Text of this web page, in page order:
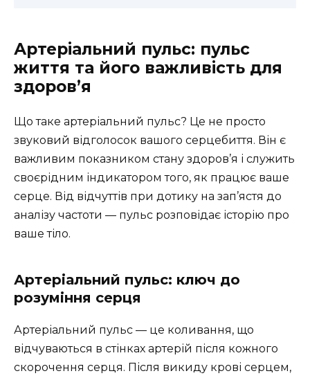
Артеріальний пульс: пульс
життя та його важливість для
здоров’я
Що таке артеріальний пульс? Це не просто
звуковий відголосок вашого серцебиття. Він є
важливим показником стану здоров’я і служить
своєрідним індикатором того, як працює ваше
серце. Від відчуттів при дотику на зап’ястя до
аналізу частоти — пульс розповідає історію про
ваше тіло.
Артеріальний пульс: ключ до
розуміння серця
Артеріальний пульс — це коливання, що
відчуваються в стінках артерій після кожного
скорочення серця. Після викиду крові серцем,